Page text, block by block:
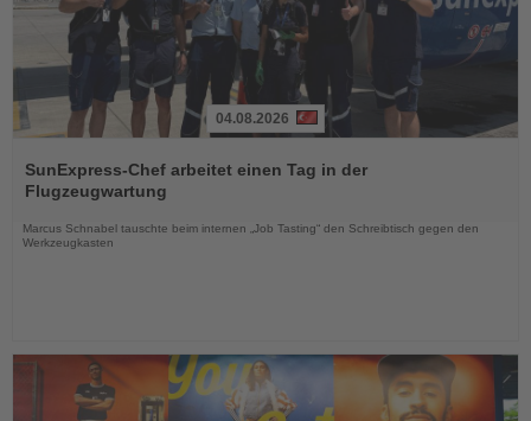
Sie
die
Nachrichten
04.08.2026
SunExpress-Chef arbeitet einen Tag in der
Flugzeugwartung
Marcus Schnabel tauschte beim internen „Job Tasting“ den Schreibtisch gegen den
Werkzeugkasten